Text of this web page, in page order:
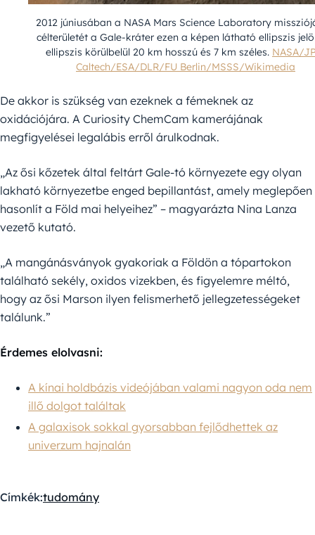
2012 júniusában a NASA Mars Science Laboratory
célterületét a Gale-kráter ezen a képen látható ellipszis
ellipszis körülbelül 20 km hosszú és 7 km széles. NASA/
Caltech/ESA/DLR/FU Berlin/MSSS/Wikimedia
De akkor is szükség van ezeknek a fémeknek az
oxidációjára. A Curiosity ChemCam kamerájának
megfigyelései legalábis erről árulkodnak.
„Az ősi kőzetek által feltárt Gale-tó környezete egy olyan
lakható környezetbe enged bepillantást, amely meglepően
hasonlít a Föld mai helyeihez” – magyarázta Nina Lanza
vezető kutató.
„A mangánásványok gyakoriak a Földön a tópartokon
található sekély, oxidos vizekben, és figyelemre méltó,
hogy az ősi Marson ilyen felismerhető jellegzetességeket
találunk.”
Érdemes elolvasni:
A kínai holdbázis videójában valami nagyon oda nem
illő dolgot találtak
A galaxisok sokkal gyorsabban fejlődhettek az
univerzum hajnalán
Címkék:tudomány